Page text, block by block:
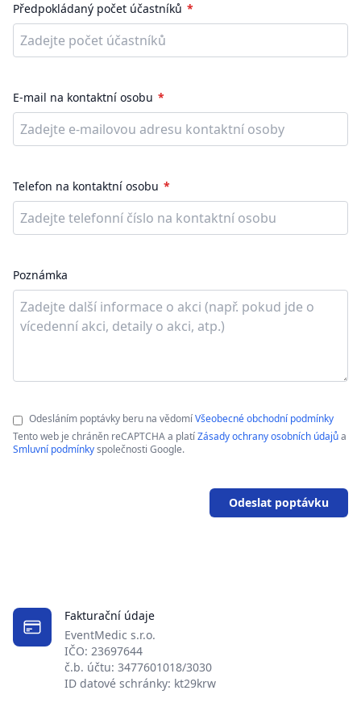
Fakturační údaje
EventMedic s.r.o.
IČO: 23697644
č.b. účtu: 3477601018/3030
ID datové schránky: kt29krw
Předpokládaný počet účastníků
E-mail na kontaktní osobu
Telefon na kontaktní osobu
Poznámka
Odesláním poptávky beru na vědomíVšeobecné obchodní podmínky
Tento web je chráněn reCAPTCHA a platíZásady ochrany osobních údajůa
Smluvní podmínkyspolečnosti Google.
Odeslat poptávku